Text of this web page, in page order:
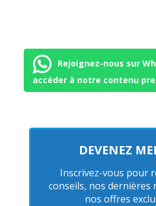
Rejoignez-nous sur
accéder à notre contenu
DEVENEZ
Inscrivez-vous pour
conseils, nos dernières
nos offres